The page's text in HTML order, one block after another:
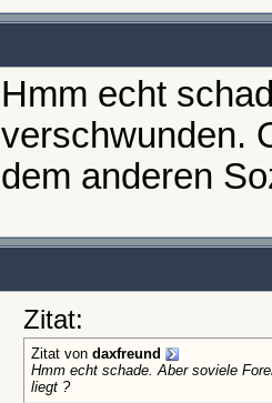
Hmm echt
verschwunden.
dem anderen
Zitat:
Zitat von daxfreund
Hmm echt schade. Aber soviele
liegt ?